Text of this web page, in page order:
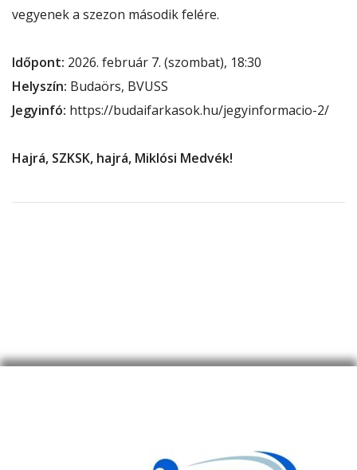
vegyenek a szezon második felére.
Időpont: 2026. február 7. (szombat), 18:30
Helyszín: Budaörs, BVUSS
Jegyinfó: https://budaifarkasok.hu/jegyinformacio-2/
Hajrá, SZKSK, hajrá, Miklósi Medvék!